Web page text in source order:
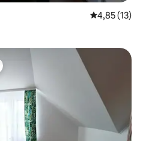
Évaluation
4,85 (13)